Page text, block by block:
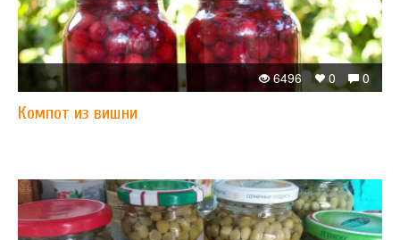
0
0
6496
Компот из вишни